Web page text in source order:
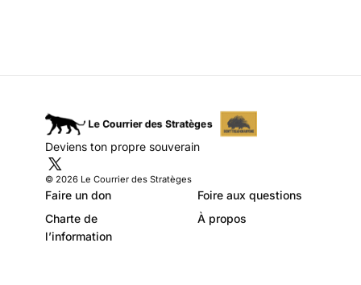
Deviens ton propre souverain
© 2026 Le Courrier des Stratèges
Faire un don
Foire aux questions
Charte de
l’information
À propos